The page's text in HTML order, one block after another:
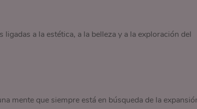
a la estética, a la belleza y a la exploración del
mente que siempre está en búsqueda de la